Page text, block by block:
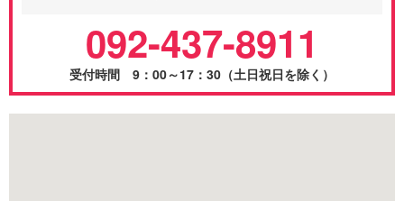
092-437-8911
受付時間 9：00～17：30（土日祝日を除く）